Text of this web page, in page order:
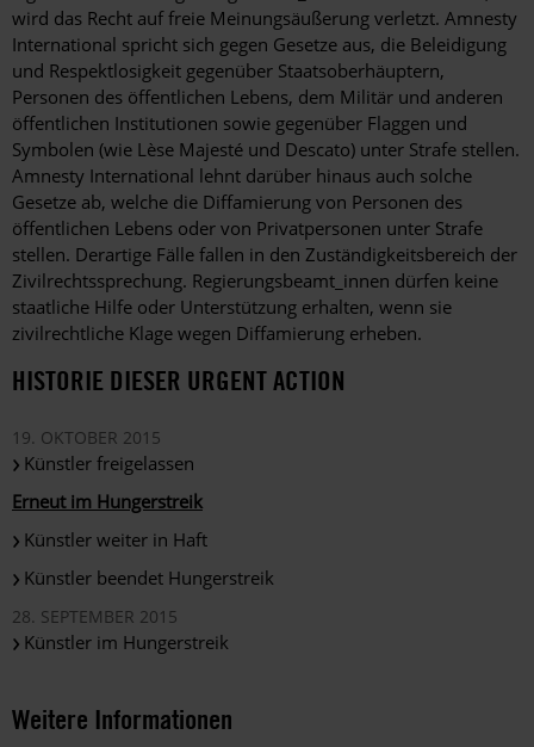
wird das Recht auf freie Meinungsäußerung verletzt. Amnesty
International spricht sich gegen Gesetze aus, die Beleidigung
und Respektlosigkeit gegenüber Staatsoberhäuptern,
Personen des öffentlichen Lebens, dem Militär und anderen
öffentlichen Institutionen sowie gegenüber Flaggen und
Symbolen (wie Lèse Majesté und Descato) unter Strafe stellen.
Amnesty International lehnt darüber hinaus auch solche
Gesetze ab, welche die Diffamierung von Personen des
öffentlichen Lebens oder von Privatpersonen unter Strafe
stellen. Derartige Fälle fallen in den Zuständigkeitsbereich der
Zivilrechtssprechung. Regierungsbeamt_innen dürfen keine
staatliche Hilfe oder Unterstützung erhalten, wenn sie
zivilrechtliche Klage wegen Diffamierung erheben.
HISTORIE DIESER URGENT ACTION
19. OKTOBER 2015
Künstler freigelassen
Erneut im Hungerstreik
Künstler weiter in Haft
Künstler beendet Hungerstreik
28. SEPTEMBER 2015
Künstler im Hungerstreik
Weitere Informationen